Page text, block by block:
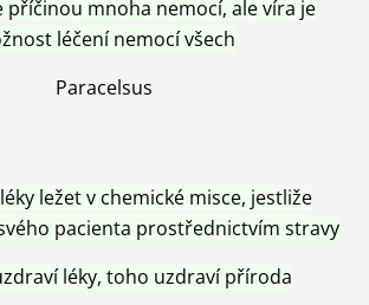
příčinou mnoha nemocí, ale víra je
léčení nemocí všech
Paracelsus
ležet v chemické misce, jestliže
pacienta prostřednictvím stravy
léky, toho uzdraví příroda